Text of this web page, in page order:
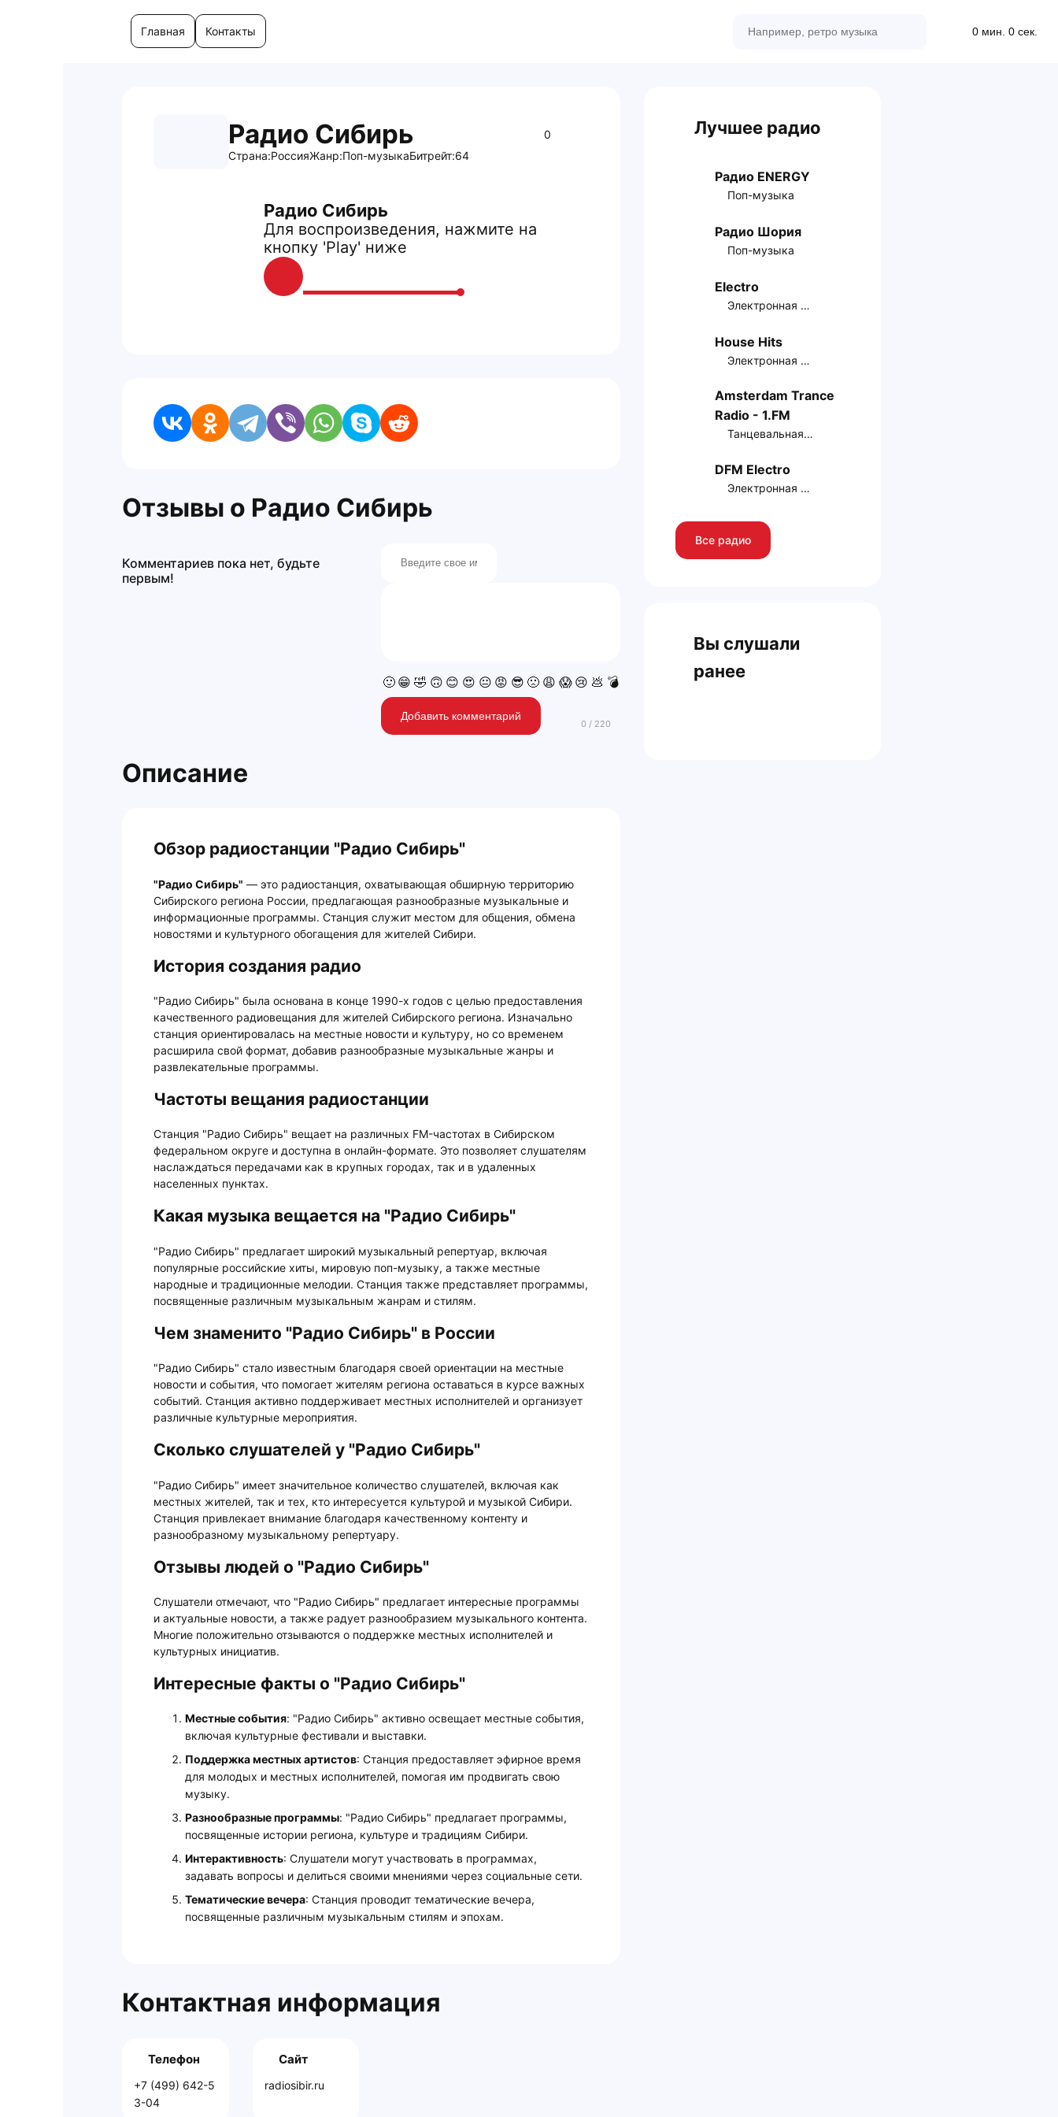
Главная Контакты 0 мин. 0 сек.
Радио Сибирь
0
Страна:РоссияЖанр:Поп-музыкаБитрейт:64
Радио Сибирь
Для воспроизведения, нажмите на
кнопку 'Play' ниже
Отзывы о Радио Сибирь
🙂 😁 🤣 🙃 😊 😍 😐 😡 😎 🙁 😩 😱 😢 💩 💣
Добавить комментарий
Комментариев пока нет, будьте
первым!
Описание
Обзор радиостанции "Радио Сибирь"
"Радио Сибирь" — это радиостанция, охватывающая обширную территорию
Сибирского региона России, предлагающая разнообразные музыкальные и
информационные программы. Станция служит местом для общения, обмена
новостями и культурного обогащения для жителей Сибири.
История создания радио
"Радио Сибирь" была основана в конце 1990-х годов с целью предоставления
качественного радиовещания для жителей Сибирского региона. Изначально
станция ориентировалась на местные новости и культуру, но со временем
расширила свой формат, добавив разнообразные музыкальные жанры и
развлекательные программы.
Частоты вещания радиостанции
Станция "Радио Сибирь" вещает на различных FM-частотах в Сибирском
федеральном округе и доступна в онлайн-формате. Это позволяет слушателям
наслаждаться передачами как в крупных городах, так и в удаленных
населенных пунктах.
Какая музыка вещается на "Радио Сибирь"
"Радио Сибирь" предлагает широкий музыкальный репертуар, включая
популярные российские хиты, мировую поп-музыку, а также местные
народные и традиционные мелодии. Станция также представляет программы,
посвященные различным музыкальным жанрам и стилям.
Чем знаменито "Радио Сибирь" в России
"Радио Сибирь" стало известным благодаря своей ориентации на местные
новости и события, что помогает жителям региона оставаться в курсе важных
событий. Станция активно поддерживает местных исполнителей и организует
различные культурные мероприятия.
Сколько слушателей у "Радио Сибирь"
"Радио Сибирь" имеет значительное количество слушателей, включая как
местных жителей, так и тех, кто интересуется культурой и музыкой Сибири.
Станция привлекает внимание благодаря качественному контенту и
разнообразному музыкальному репертуару.
Отзывы людей о "Радио Сибирь"
Слушатели отмечают, что "Радио Сибирь" предлагает интересные программы
и актуальные новости, а также радует разнообразием музыкального контента.
Многие положительно отзываются о поддержке местных исполнителей и
культурных инициатив.
Интересные факты о "Радио Сибирь"
Местные события: "Радио Сибирь" активно освещает местные события,
включая культурные фестивали и выставки.
Поддержка местных артистов: Станция предоставляет эфирное время
для молодых и местных исполнителей, помогая им продвигать свою
музыку.
Разнообразные программы: "Радио Сибирь" предлагает программы,
посвященные истории региона, культуре и традициям Сибири.
Интерактивность: Слушатели могут участвовать в программах,
задавать вопросы и делиться своими мнениями через социальные сети.
Тематические вечера: Станция проводит тематические вечера,
посвященные различным музыкальным стилям и эпохам.
Контактная информация
Телефон
+7 (499) 642-5
3-04
Сайт
radiosibir.ru
Лучшее радио
Радио ENERGY
Поп-музыка
Радио Шория
Поп-музыка
Electro
Электронная музыка
House Hits
Электронная музыка
Amsterdam Trance
Radio - 1.FM
Танцевальная музыка
DFM Electro
Электронная музыка
Все радио
Вы слушали
ранее